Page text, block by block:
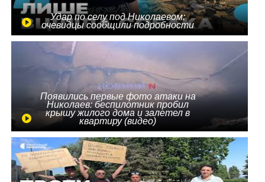
Удар по селу под Николаевом:
очевидцы сообщили подробности
Появились первые фото атаки на
Николаев: беспилотник пробил
крышу жилого дома и залетел в
квартиру (видео)